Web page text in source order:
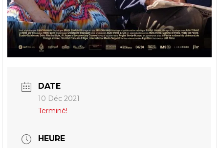
DATE
10 Déc 2021
Terminé!
HEURE